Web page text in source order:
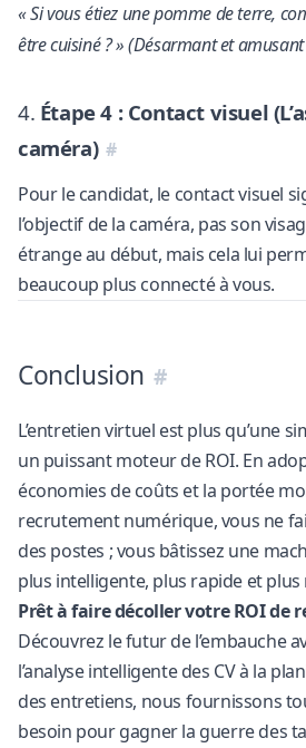
« Si vous étiez une pomme de terre,
être cuisiné ? » (Désarmant et amusant
4. Étape 4 : Contact visuel
caméra)
Pour le candidat, le contact visuel
l’objectif de la caméra, pas son
étrange au début, mais cela lui
beaucoup plus connecté à vous.
Conclusion
L’entretien virtuel est plus qu’une
un puissant moteur de ROI. En
économies de coûts et la portée
recrutement numérique, vous ne
des postes ; vous bâtissez une
plus intelligente, plus rapide et plus
Prêt à faire décoller votre ROI de
Découvrez le futur de l’embauche
l’analyse intelligente des CV à la
des entretiens, nous fournissons
besoin pour gagner la guerre des